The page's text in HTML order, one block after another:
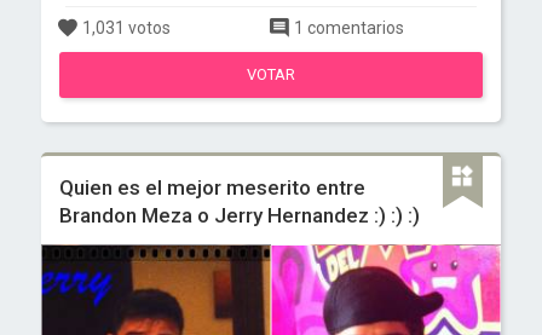
1,031 votos 1 comentarios
VOTAR
Quien es el mejor meserito entre
Brandon Meza o Jerry Hernandez :) :) :)